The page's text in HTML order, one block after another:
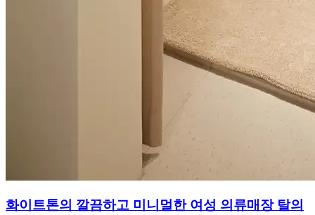
화이트톤의 깔끔하고 미니멀한 여성 의류매장 탈의